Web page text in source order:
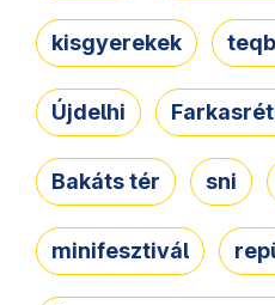
kisgyerekek
Újdelhi
Bakáts tér sni
minifesztivál